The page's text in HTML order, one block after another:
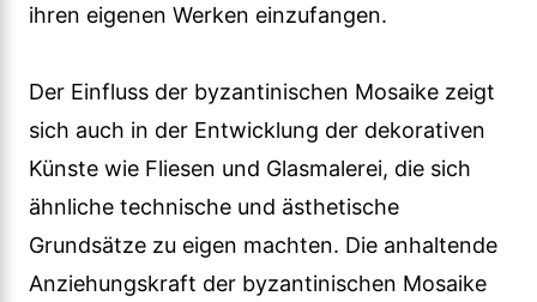
ihren eigenen Werken einzufangen.
Der Einfluss der byzantinischen Mosaike zeigt
sich auch in der Entwicklung der dekorativen
Künste wie Fliesen und Glasmalerei, die sich
ähnliche technische und ästhetische
Grundsätze zu eigen machten. Die anhaltende
Anziehungskraft der byzantinischen Mosaike